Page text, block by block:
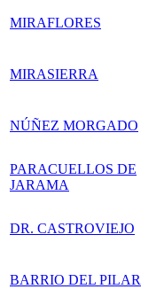
MIRAFLORES
MIRASIERRA
NÚÑEZ MORGADO
PARACUELLOS DE
JARAMA
DR. CASTROVIEJO
BARRIO DEL PILAR